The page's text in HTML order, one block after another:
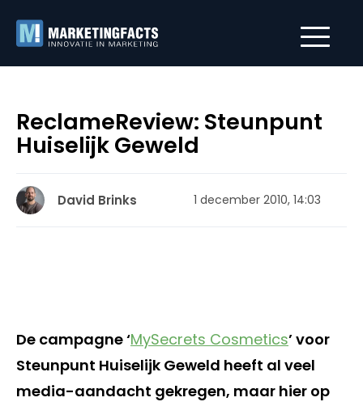
ReclameReview: Steunpunt
Huiselijk Geweld
David Brinks 1 december 2010, 14:03
De campagne ‘MySecrets Cosmetics’ voor
Steunpunt Huiselijk Geweld heeft al veel
media-aandacht gekregen, maar hier op